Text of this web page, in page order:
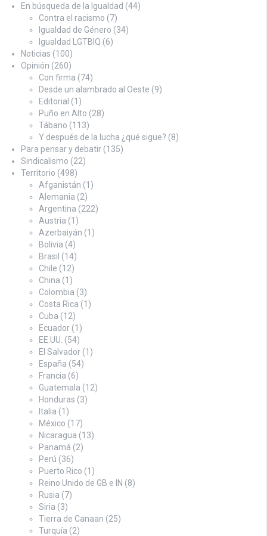
En búsqueda de la Igualdad (44)
Contra el racismo (7)
Igualdad de Género (34)
Igualdad LGTBIQ (6)
Noticias (100)
Opinión (260)
Con firma (74)
Desde un alambrado al Oeste (9)
Editorial (1)
Puño en Alto (28)
Tábano (113)
Y después de la lucha ¿qué sigue? (8)
Para pensar y debatir (135)
Sindicalismo (22)
Territorio (498)
Afganistán (1)
Alemania (2)
Argentina (222)
Austria (1)
Azerbaiyán (1)
Bolivia (4)
Brasil (14)
Chile (12)
China (1)
Colombia (3)
Costa Rica (1)
Cuba (12)
Ecuador (1)
EE.UU. (54)
El Salvador (1)
España (54)
Francia (6)
Guatemala (12)
Honduras (3)
Italia (1)
México (17)
Nicaragua (13)
Panamá (2)
Perú (36)
Puerto Rico (1)
Reino Unido de GB e IN (8)
Rusia (7)
Siria (3)
Tierra de Canaan (25)
Turquía (2)